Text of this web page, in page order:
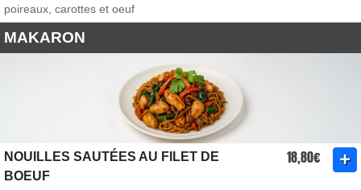
poireaux, carottes et oeuf
MAKARON
NOUILLES SAUTÉES AU FILET DE
BOEUF
18,80€